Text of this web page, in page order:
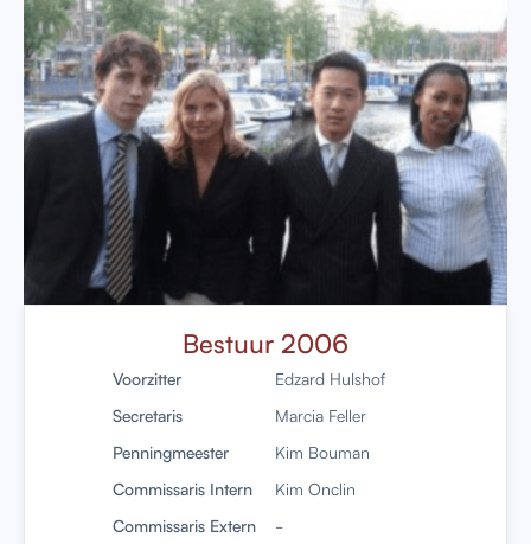
Bestuur 2006
Voorzitter
Edzard Hulshof
Secretaris
Marcia Feller
Penningmeester
Kim Bouman
Commissaris Intern
Kim Onclin
Commissaris Extern
-